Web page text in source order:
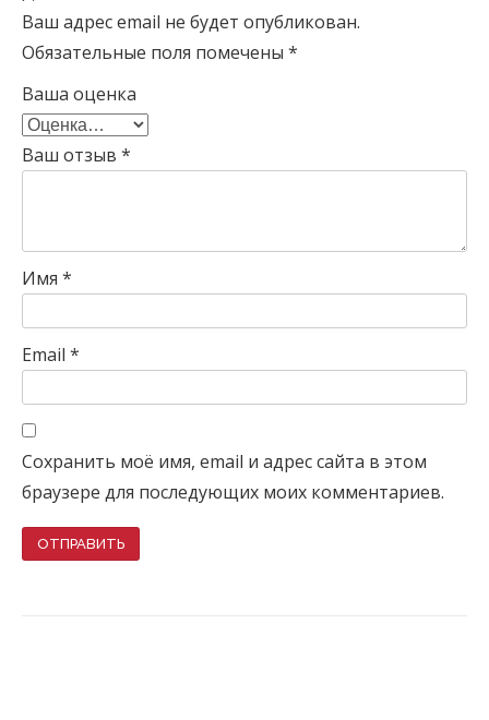
Ваш адрес email не будет опубликован.
Обязательные поля помечены *
Ваша оценка
Ваш отзыв *
Имя *
Email *
Сохранить моё имя, email и адрес сайта в этом
браузере для последующих моих комментариев.